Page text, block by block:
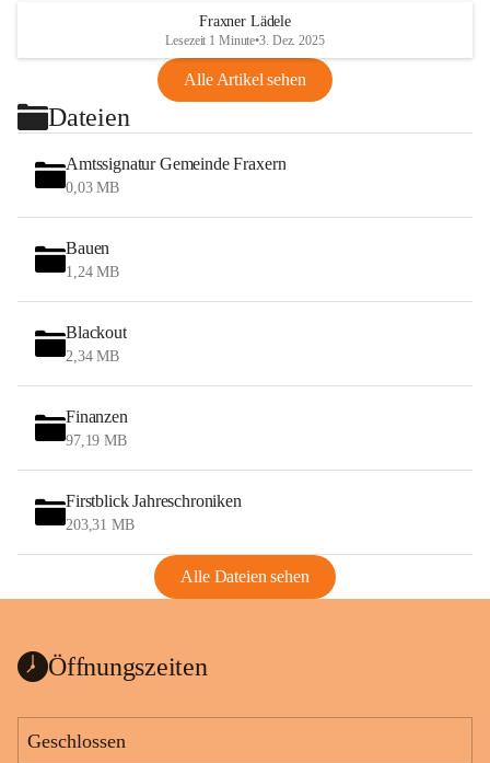
Fraxner Lädele
Lesezeit 1 Minute•3. Dez. 2025
Alle Artikel sehen
Dateien
Amtssignatur Gemeinde Fraxern
0,03 MB
Bauen
1,24 MB
Blackout
2,34 MB
Finanzen
97,19 MB
Firstblick Jahreschroniken
203,31 MB
Alle Dateien sehen
Öffnungszeiten
Geschlossen